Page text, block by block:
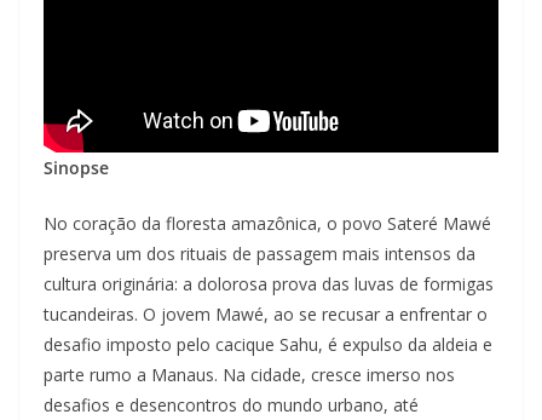
Sinopse
No coração da floresta amazônica, o povo Sateré Mawé
preserva um dos rituais de passagem mais intensos da
cultura originária: a dolorosa prova das luvas de formigas
tucandeiras. O jovem Mawé, ao se recusar a enfrentar o
desafio imposto pelo cacique Sahu, é expulso da aldeia e
parte rumo a Manaus. Na cidade, cresce imerso nos
desafios e desencontros do mundo urbano, até